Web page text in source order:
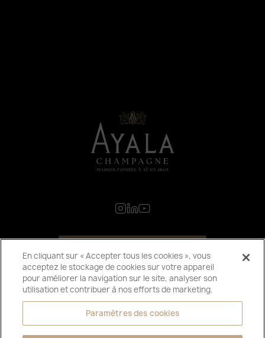
En cliquant sur « Accepter tous les cookies », vous
acceptez le stockage de cookies sur votre appareil
pour améliorer la navigation sur le site, analyser son
utilisation et contribuer à nos efforts de marketing.
Paramètres des cookies